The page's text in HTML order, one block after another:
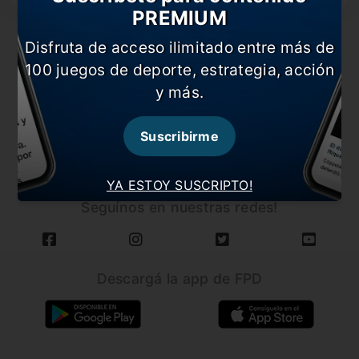
CARGAR MÁS NOTICIAS
Seguínos en nuestras redes!
YA ESTOY SUSCRIPTO!
PREMIUM
Disfruta de acceso ilimitado entre más de
100 juegos de deporte, estrategia, acción
y más.
Suscribirme